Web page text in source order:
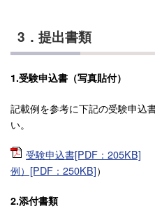
3．提出書類
1.受験申込書（写真貼付）
記載例を参考に下記の受験申込
い。
受験申込書[PDF：205KB]
例）[PDF：250KB]）
2.添付書類